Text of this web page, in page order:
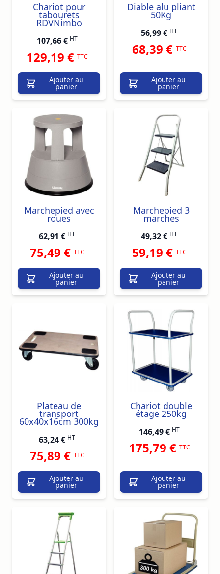
Chariot pour
tabourets
RDVNimbo
107,66 € HT
129,19 € TTC
Ajouter au
panier
Diable alu pliant
50Kg
56,99 € HT
68,39 € TTC
Ajouter au
panier
Marchepied avec
roues
62,91 € HT
75,49 € TTC
Ajouter au
panier
Marchepied 3
marches
49,32 € HT
59,19 € TTC
Ajouter au
panier
Plateau de
transport
60x40x16cm 300kg
63,24 € HT
75,89 € TTC
Ajouter au
panier
Chariot double
étage 250kg
146,49 € HT
175,79 € TTC
Ajouter au
panier